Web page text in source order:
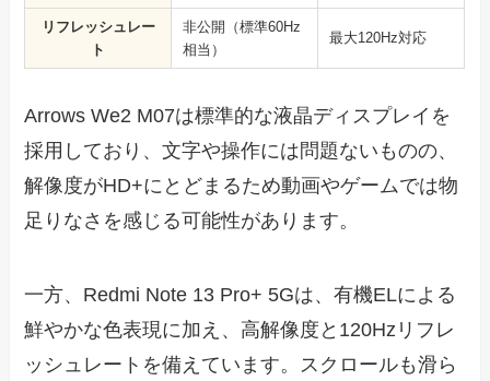
リフレッシュレー
ト
非公開（標準60Hz
相当）
最大120Hz対応
Arrows We2 M07は標準的な液晶ディスプレイを
採用しており、文字や操作には問題ないものの、
解像度がHD+にとどまるため動画やゲームでは物
足りなさを感じる可能性があります。
一方、Redmi Note 13 Pro+ 5Gは、有機ELによる
鮮やかな色表現に加え、高解像度と120Hzリフレ
ッシュレートを備えています。スクロールも滑ら